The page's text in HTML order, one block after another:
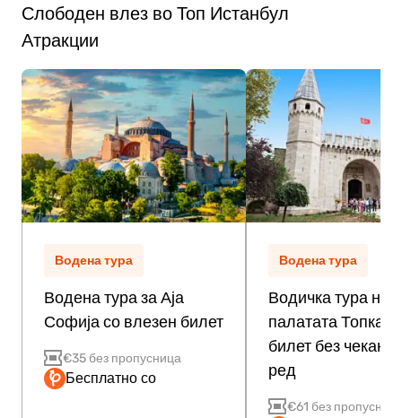
Слободен влез во Топ Истанбул
Атракции
Водена тура
Водена тура за Аја
Софија со влезен билет
€35 без пропусница
Бесплатно со
Водена тура
Водичка тура низ
палатата
билет без
ред
€61 без